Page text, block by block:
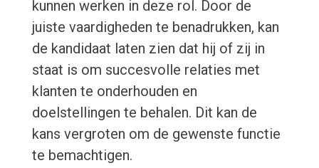
kunnen werken in deze rol. Door de
juiste vaardigheden te benadrukken, kan
de kandidaat laten zien dat hij of zij in
staat is om succesvolle relaties met
klanten te onderhouden en
doelstellingen te behalen. Dit kan de
kans vergroten om de gewenste functie
te bemachtigen.